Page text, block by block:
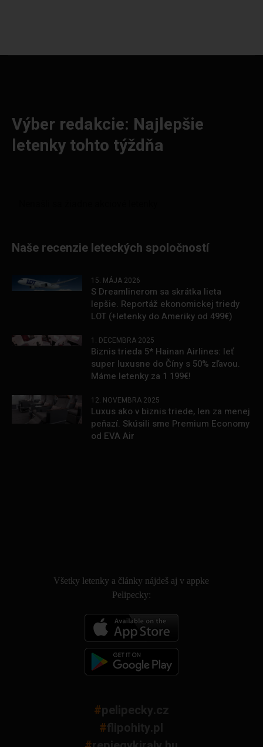
Výber redakcie: Najlepšie
letenky tohto týždňa
Naše recenzie leteckých spoločností
15. MÁJA 2026
S Dreamlinerom sa skrátka lieta
lepšie. Reportáž ekonomickej triedy
LOT (+letenky do Ameriky od 499€)
1. DECEMBRA 2025
Biznis trieda 5* Hainan Airlines: leť
super luxusne do Číny s 50% zľavou.
Máme letenky za 1 199€!
12. NOVEMBRA 2025
Luxus ako v biznis triede, len za menej
peňazí. Skúsili sme Premium Economy
od EVA Air
Všetky letenky a články nájdeš aj v appke
Pelipecky:
#pelipecky.cz
#flipohity.pl